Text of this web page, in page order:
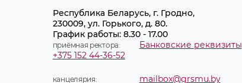
Республика Беларусь, г. Гродно,
230009, ул. Горького, д. 80.
График работы: 8.30 - 17.00
приёмная ректора:
+375 152 44-36-52
Банковские реквизиты
канцелярия: mailbox@grsmu.by